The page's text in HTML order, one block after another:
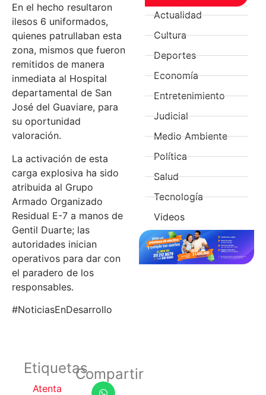
En el hecho resultaron
ilesos 6 uniformados,
quienes patrullaban esta
zona, mismos que fueron
remitidos de manera
inmediata al Hospital
departamental de San
José del Guaviare, para
su oportunidad
valoración.
La activación de esta
carga explosiva ha sido
atribuida al Grupo
Armado Organizado
Residual E-7 a manos de
Gentil Duarte; las
autoridades inician
operativos para dar con
el paradero de los
responsables.
#NoticiasEnDesarrollo
Etiquetas
Atenta
Compartir
Actualidad
Cultura
Deportes
Economía
Entretenimiento
Judicial
Medio Ambiente
Política
Salud
Tecnología
Videos